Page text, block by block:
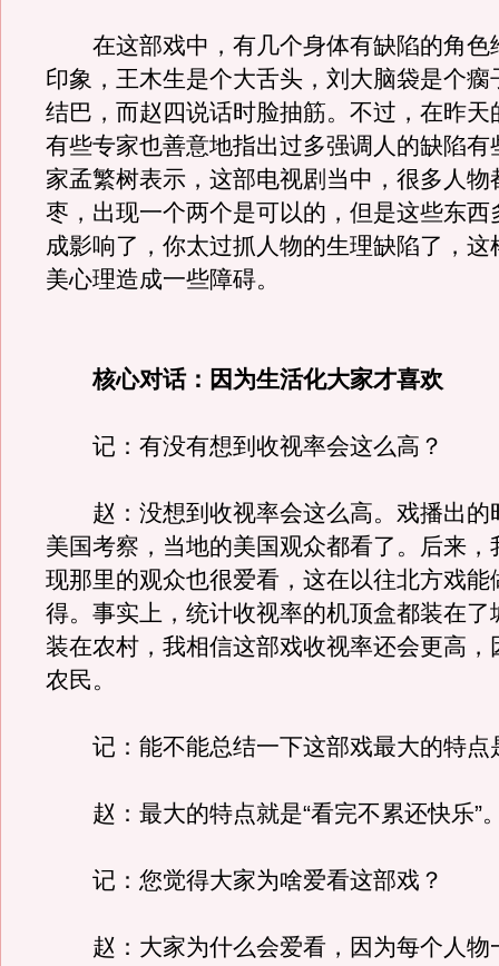
在这部戏中，有几个身体有缺陷的角色
印象，王木生是个大舌头，刘大脑袋是个瘸
结巴，而赵四说话时脸抽筋。不过，在昨天
有些专家也善意地指出过多强调人的缺陷有
家孟繁树表示，这部电视剧当中，很多人物
枣，出现一个两个是可以的，但是这些东西
成影响了，你太过抓人物的生理缺陷了，这
美心理造成一些障碍。
核心对话：因为生活化大家才喜欢
记：有没有想到收视率会这么高？
赵：没想到收视率会这么高。戏播出的
美国考察，当地的美国观众都看了。后来，
现那里的观众也很爱看，这在以往北方戏能
得。事实上，统计收视率的机顶盒都装在了
装在农村，我相信这部戏收视率还会更高，
农民。
记：能不能总结一下这部戏最大的特点
赵：最大的特点就是“看完不累还快乐”
记：您觉得大家为啥爱看这部戏？
赵：大家为什么会爱看，因为每个人物